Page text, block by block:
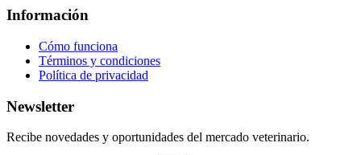
Información
Cómo funciona
Términos y condiciones
Política de privacidad
Newsletter
Recibe novedades y oportunidades del mercado veterinario.